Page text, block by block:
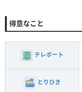
得意なこと
テレポート
とりひき